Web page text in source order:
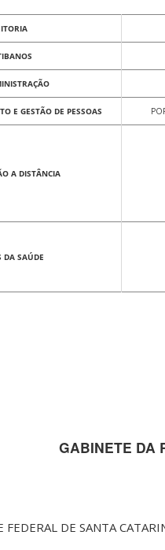
E GESTÃO DE PESSOAS
A DISTÂNCIA
DA SAÚDE
GABINETE DA
FEDERAL DE SANTA